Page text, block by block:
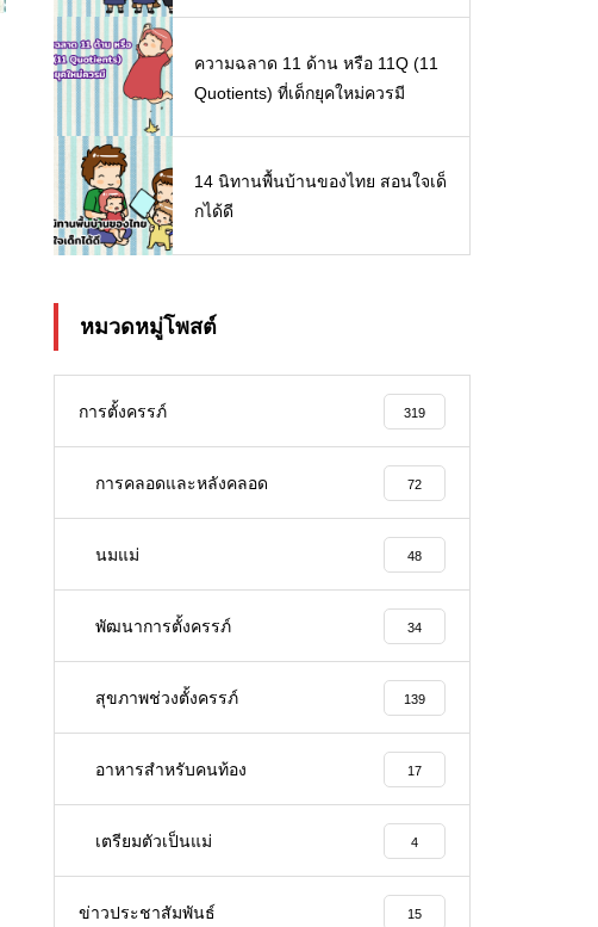
ความฉลาด 11 ด้าน หรือ 11Q (11
Quotients) ที่เด็กยุคใหม่ควรมี
14 นิทานพื้นบ้านของไทย สอนใจเด็
กได้ดี
หมวดหมู่โพสต์
การตั้งครรภ์ 319
การคลอดและหลังคลอด 72
นมแม่ 48
พัฒนาการตั้งครรภ์ 34
สุขภาพช่วงตั้งครรภ์ 139
อาหารสําหรับคนท้อง 17
เตรียมตัวเป็นแม่ 4
ข่าวประชาสัมพันธ์ 15